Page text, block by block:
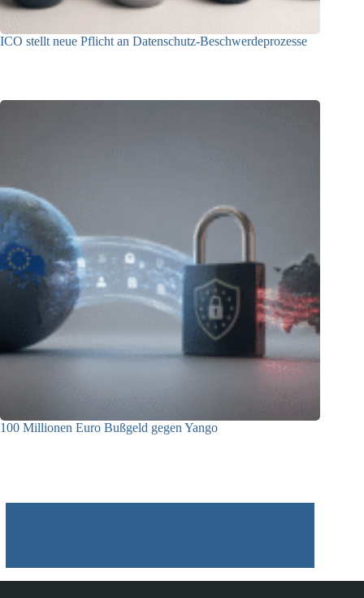
ICO stellt neue Pflicht an Datenschutz-Beschwerdeprozesse
100 Millionen Euro Bußgeld gegen Yango